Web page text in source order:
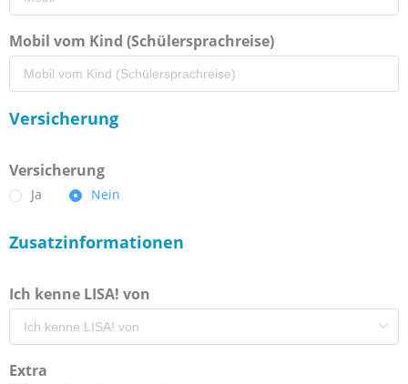
Mobil vom Kind (Schülersprachreise)
Versicherung
Versicherung
Ja Nein
Zusatzinformationen
Ich kenne LISA! von
Extra